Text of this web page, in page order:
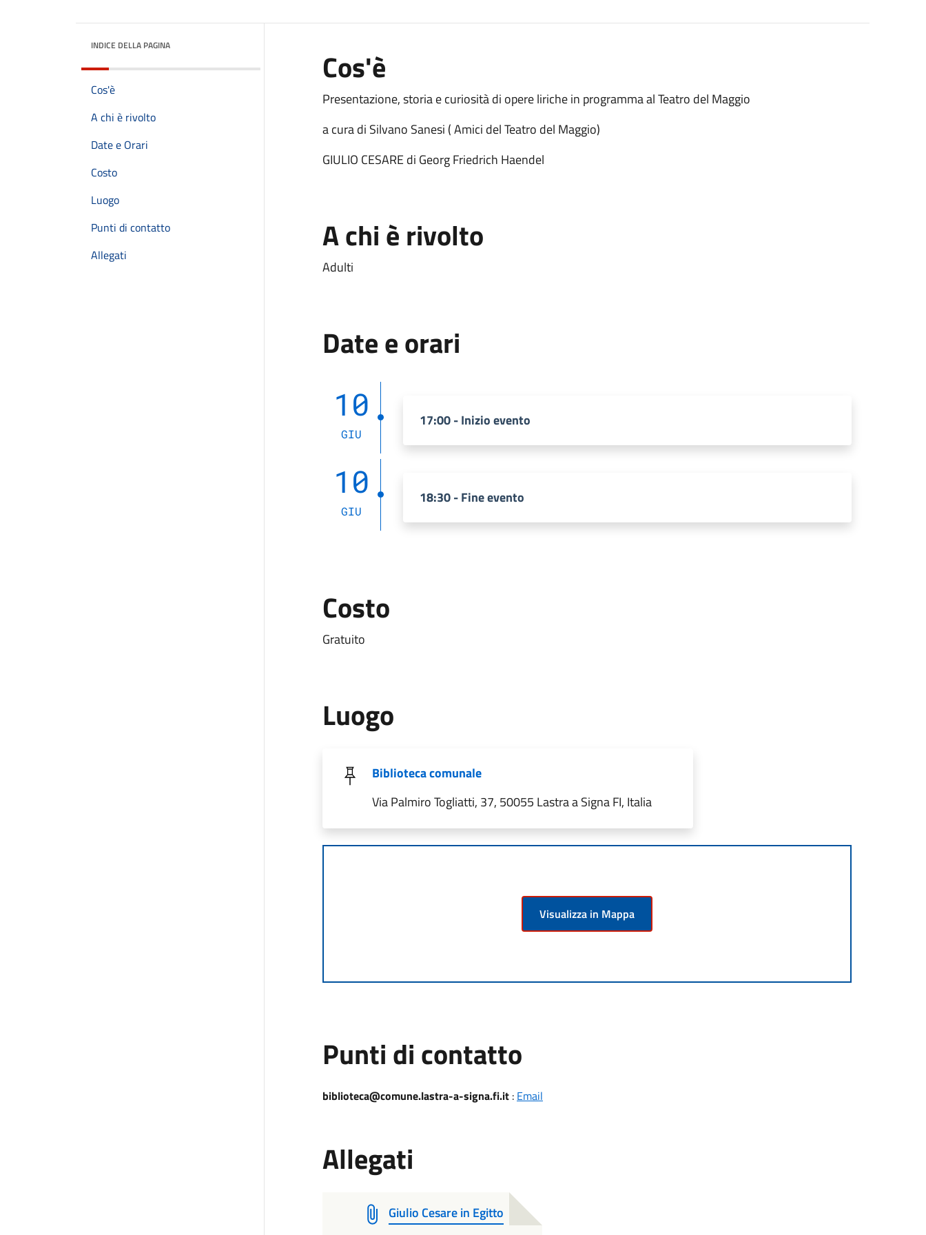
INDICE DELLA PAGINA
Cos'è
A chi è rivolto
Date e Orari
Costo
Luogo
Punti di contatto
Allegati
Cos'è
Presentazione, storia e curiosità di opere liriche in programma al Teatro del Maggio
a cura di Silvano Sanesi ( Amici del Teatro del Maggio)
GIULIO CESARE di Georg Friedrich Haendel
A chi è rivolto
Adulti
Date e orari
10
GIU
17:00 - Inizio evento
10
GIU
18:30 - Fine evento
Costo
Gratuito
Luogo
Biblioteca comunale
Via Palmiro Togliatti, 37, 50055 Lastra a Signa FI, Italia
Visualizza in Mappa
Punti di contatto
biblioteca@comune.lastra-a-signa.fi.it: Email
Allegati
Giulio Cesare in Egitto